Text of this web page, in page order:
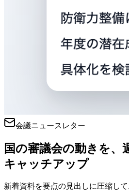
会議ニュースレター
国の審議会の動きを、
キャッチアップ
新着資料を要点の見出しに圧縮して